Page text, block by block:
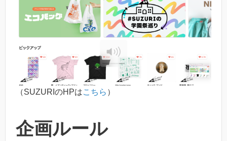
（SUZURIのHPはこちら ）
企画ルール